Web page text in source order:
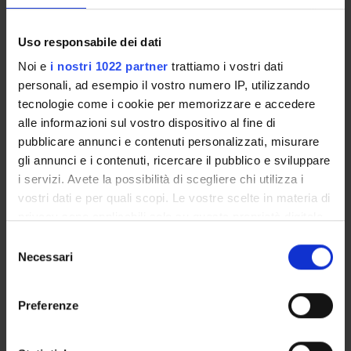
Uso responsabile dei dati
Noi e i nostri 1022 partner trattiamo i vostri dati
personali, ad esempio il vostro numero IP, utilizzando
tecnologie come i cookie per memorizzare e accedere
alle informazioni sul vostro dispositivo al fine di
pubblicare annunci e contenuti personalizzati, misurare
gli annunci e i contenuti, ricercare il pubblico e sviluppare
i servizi. Avete la possibilità di scegliere chi utilizza i
vostri dati e per quali scopi. Le vostre scelte in materia di
modificare o revocare il proprio consenso in qualsiasi
momento dalla Dichiarazione sui cookie o facendo clic
delNecessari
Preferenze
Course news
Seminars related to the course
Overview
Enrolment Procedures and Admission Requirements
Degree Programme
Courses
Notices
Governing bodies